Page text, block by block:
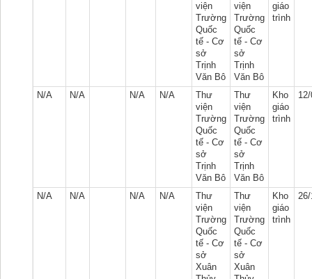
viện
Trường
Quốc
tế - Cơ
sở
Trịnh
Văn Bô
viện
Trường
Quốc
tế - Cơ
sở
Trịnh
Văn Bô
giáo
trình
N/A N/A N/A N/A
Thư
viện
Trường
Quốc
tế - Cơ
sở
Trịnh
Văn Bô
Thư
viện
Trường
Quốc
tế - Cơ
sở
Trịnh
Văn Bô
Kho
giáo
trình
N/A N/A N/A N/A
Thư
viện
Trường
Quốc
tế - Cơ
sở
Xuân
Thư
viện
Trường
Quốc
tế - Cơ
sở
Xuân
Kho
giáo
trình